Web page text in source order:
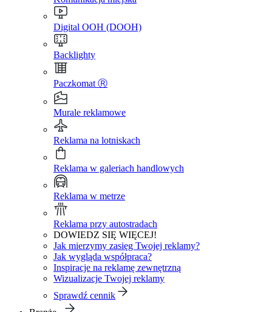
Digital OOH (DOOH)
Backlighty
Paczkomat Ⓡ
Murale reklamowe
Reklama na lotniskach
Reklama w galeriach handlowych
Reklama w metrze
Reklama przy autostradach
DOWIEDZ SIĘ WIĘCEJ!
Jak mierzymy zasięg Twojej reklamy?
Jak wygląda współpraca?
Inspiracje na reklamę zewnętrzną
Wizualizacje Twojej reklamy
Sprawdź cennik